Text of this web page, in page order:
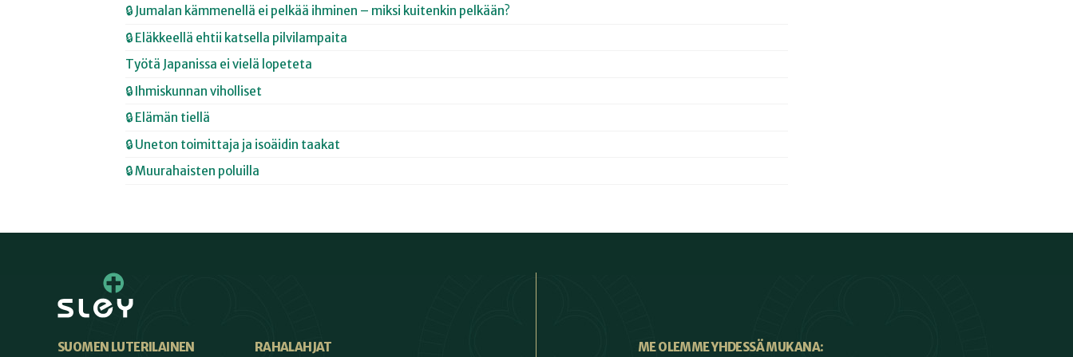
🔒 Jumalan kämmenellä ei pelkää ihminen – miksi kuitenkin pelkään?
🔒 Eläkkeellä ehtii katsella pilvilampaita
Työtä Japanissa ei vielä lopeteta
🔒 Ihmiskunnan viholliset
🔒 Elämän tiellä
🔒 Uneton toimittaja ja isoäidin taakat
🔒 Muurahaisten poluilla
SUOMEN LUTERILAINEN
RAHALAHJAT
ME OLEMME YHDESSÄ MUKANA: